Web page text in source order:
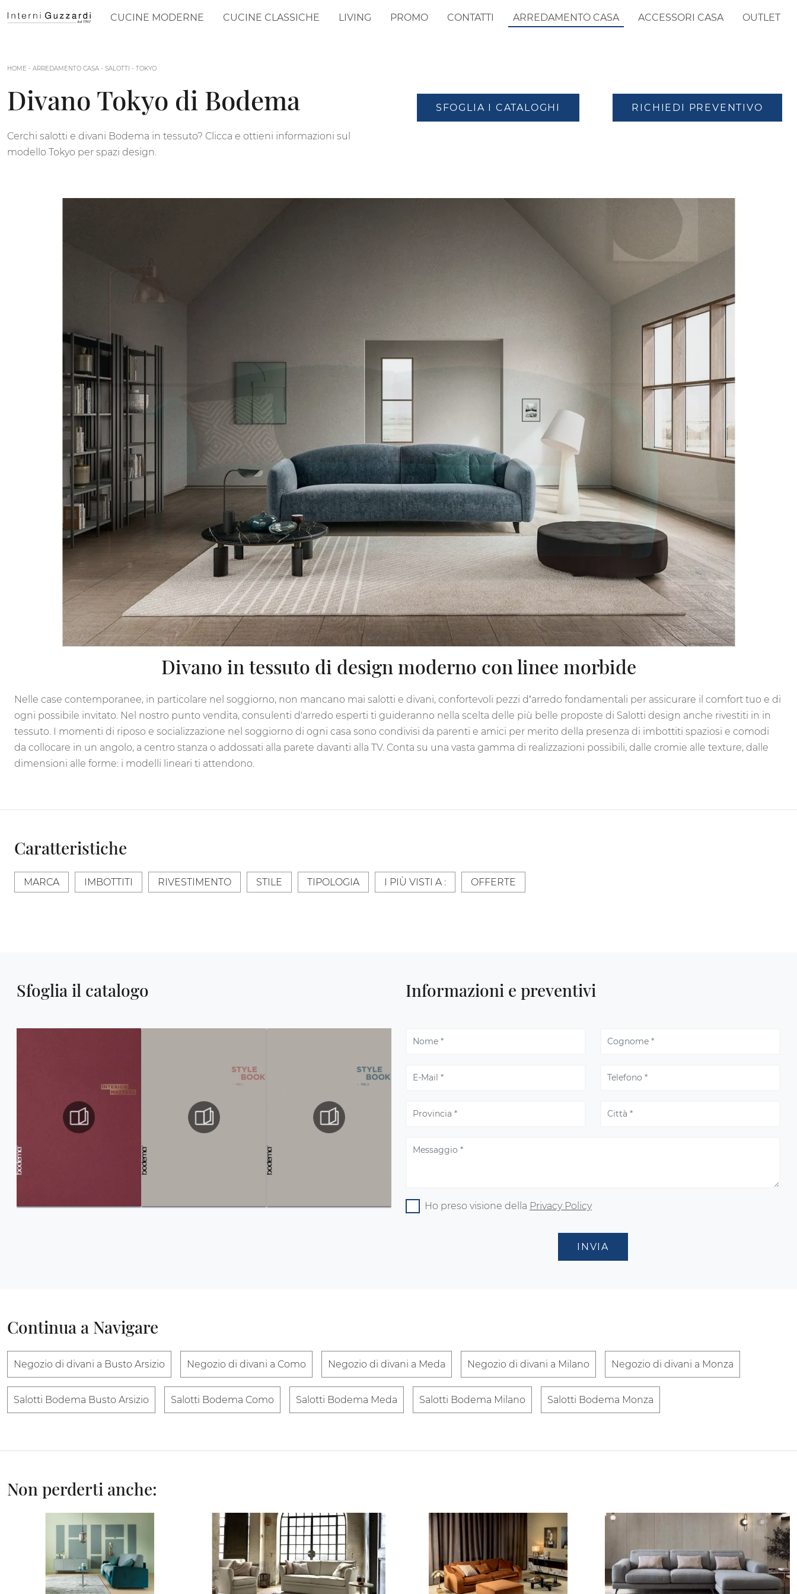
CUCINE MODERNE CUCINE CLASSICHE LIVING PROMO CONTATTI ARREDAMENTO CASA ACCESSORI CASA OUTLET
HOME - ARREDAMENTO CASA - SALOTTI - TOKYO
Divano Tokyo di Bodema
Cerchi salotti e divani Bodema in tessuto? Clicca e ottieni informazioni sul
modello Tokyo per spazi design.
SFOGLIA I CATALOGHI RICHIEDI PREVENTIVO
Divano in tessuto di design moderno con linee morbide
Nelle case contemporanee, in particolare nel soggiorno, non mancano mai salotti e divani, confortevoli pezzi d’arredo fondamentali per assicurare il comfort tuo e di
ogni possibile invitato. Nel nostro punto vendita, consulenti d'arredo esperti ti guideranno nella scelta delle più belle proposte di Salotti design anche rivestiti in in
tessuto. I momenti di riposo e socializzazione nel soggiorno di ogni casa sono condivisi da parenti e amici per merito della presenza di imbottiti spaziosi e comodi
da collocare in un angolo, a centro stanza o addossati alla parete davanti alla TV. Conta su una vasta gamma di realizzazioni possibili, dalle cromie alle texture, dalle
dimensioni alle forme: i modelli lineari ti attendono.
Caratteristiche
MARCA IMBOTTITI RIVESTIMENTO STILE TIPOLOGIA I PIÙ VISTI A : OFFERTE
Sfoglia il catalogo Informazioni e preventivi
Ho preso visione della Privacy Policy
INVIA
Continua a Navigare
Negozio di divani a Busto Arsizio Negozio di divani a Como Negozio di divani a Meda Negozio di divani a Milano Negozio di divani a Monza
Salotti Bodema Busto Arsizio Salotti Bodema Como Salotti Bodema Meda Salotti Bodema Milano Salotti Bodema Monza
Non perderti anche: